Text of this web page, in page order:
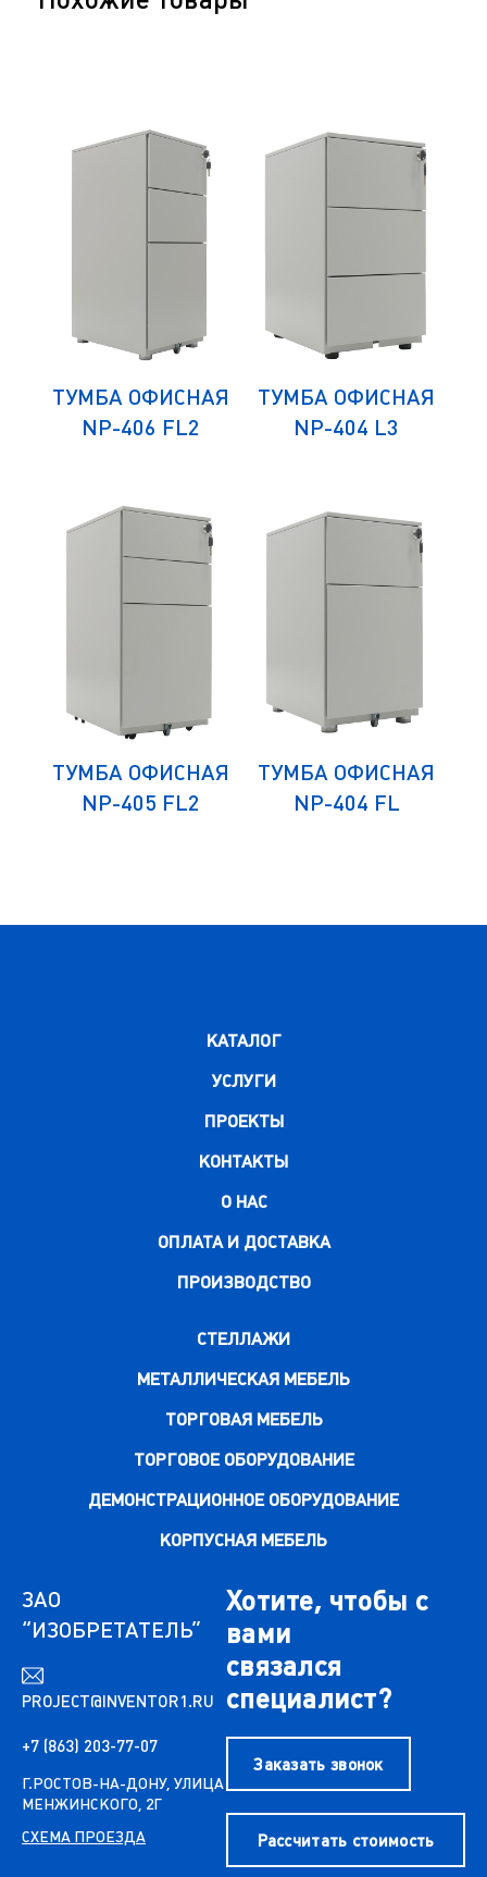
ТУМБА ОФИСНАЯ
NP-406 FL2
ТУМБА ОФИСНАЯ
NP-405 FL2
ТУМБА ОФИСНАЯ
NP-404 L3
ТУМБА ОФИСНАЯ
NP-404 FL
КАТАЛОГ
УСЛУГИ
ПРОЕКТЫ
КОНТАКТЫ
О НАС
ОПЛАТА И ДОСТАВКА
ПРОИЗВОДСТВО
СТЕЛЛАЖИ
МЕТАЛЛИЧЕСКАЯ МЕБЕЛЬ
ТОРГОВАЯ МЕБЕЛЬ
ТОРГОВОЕ ОБОРУДОВАНИЕ
ДЕМОНСТРАЦИОННОЕ ОБОРУДОВАНИЕ
КОРПУСНАЯ МЕБЕЛЬ
ЗАО
“ИЗОБРЕТАТЕЛЬ”
PROJECT@INVENTOR1.RU
+7 (863) 203-77-07
Г.РОСТОВ-НА-ДОНУ, УЛИЦА
МЕНЖИНСКОГО, 2Г
СХЕМА ПРОЕЗДА
Хотите, чтобы с
вами
связался
специалист?
Заказать звонок
Рассчитать стоимость